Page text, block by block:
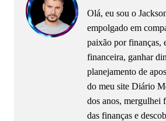
Olá, eu sou o
empolgado em
paixão por finanças,
financeira, ganhar
planejamento de
do meu site Diário
dos anos, mergulhei
das finanças e